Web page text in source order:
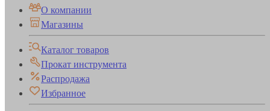
О компании
Магазины
Каталог товаров
Прокат инструмента
Распродажа
Избранное